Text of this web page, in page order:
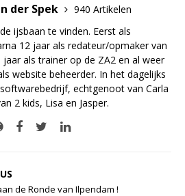
der Spek
940 Artikelen
ijsbaan te vinden. Eerst als
12 jaar als redateur/opmaker van
als trainer op de ZA2 en al weer
website beheerder. In het dagelijks
echtgenoot van Carla
2 kids, Lisa en Jasper.
de Ronde van Ilpendam !